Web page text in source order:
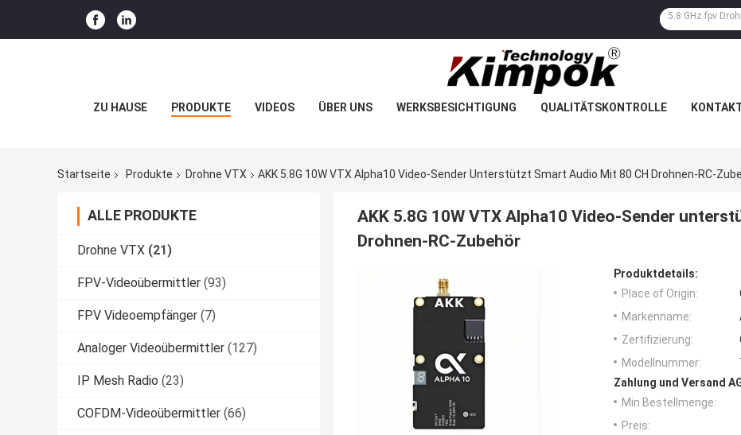
ZU HAUSE PRODUKTE VIDEOS ÜBER UNS WERKSBESICHTIGUNG QUALITÄTSKONTROLLE
Startseite Produkte Drohne VTX AKK 5.8G 10W VTX Alpha10 Video-Sender Unterstützt Smart Audio Mit 80 CH Drohnen-RC-
ALLE PRODUKTE
Drohne VTX (21)
FPV-Videoübermittler (93)
FPV Videoempfänger (7)
Analoger Videoübermittler (127)
IP Mesh Radio (23)
COFDM-Videoübermittler (66)
AKK 5.8G 10W VTX Alpha10 Video-Sender
Drohnen-RC-Zubehör
Produktdetails:
Place of Origin:
Markenname:
Zertifizierung:
Modellnummer:
Zahlung und Versand
Min Bestellmenge:
Preis: